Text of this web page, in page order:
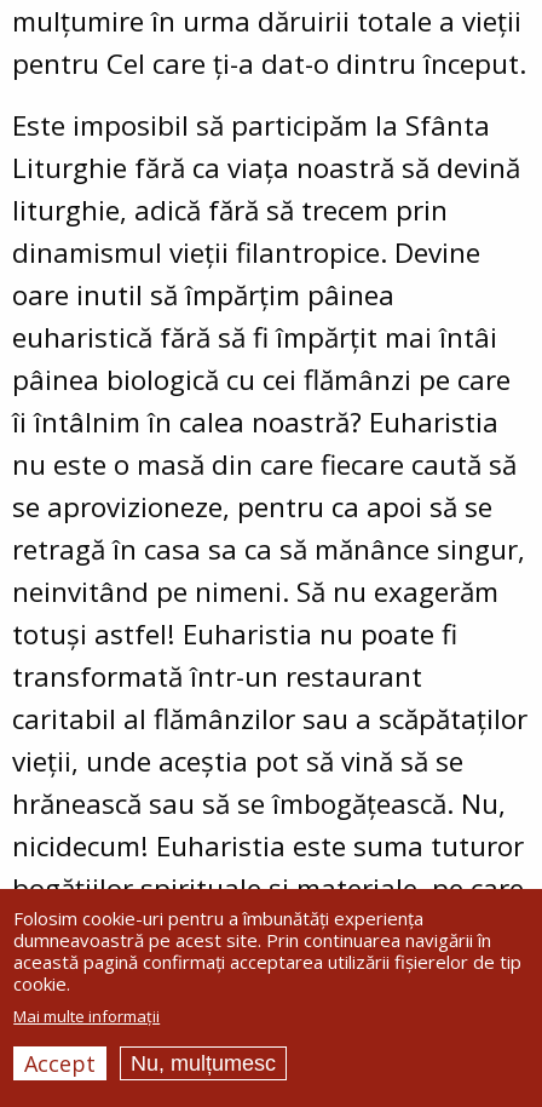
mulţumire în urma dăruirii totale a vieţii
pentru Cel care ţi-a dat-o dintru început.
Este imposibil să participăm la Sfânta
Liturghie fără ca viaţa noastră să devină
liturghie, adică fără să trecem prin
dinamismul vieţii filantropice. Devine
oare inutil să împărţim pâinea
euharistică fără să fi împărţit mai întâi
pâinea biologică cu cei flămânzi pe care
îi întâlnim în calea noastră? Euharistia
nu este o masă din care fiecare caută să
se aprovizioneze, pentru ca apoi să se
retragă în casa sa ca să mănânce singur,
neinvitând pe nimeni. Să nu exagerăm
totuşi astfel! Euharistia nu poate fi
transformată într-un restaurant
caritabil al flămânzilor sau a scăpătaţilor
vieţii, unde aceştia pot să vină să se
hrănească sau să se îmbogăţească. Nu,
nicidecum! Euharistia este suma tuturor
bogăţiilor spirituale şi materiale, pe care
o dobândesc toţi cei curaţi cu inima. În
Biserică, credincioşii, indiferent de
statutul pe care l-au dobândit în
ordinea umană, sunt reuniţi în
Folosim cookie-uri pentru a îmbunătăți experiența
dumneavoastră pe acest site. Prin continuarea navigării în
această pagină confirmați acceptarea utilizării fișierelor de tip
cookie.
Mai multe informații
Accept Nu, mulțumesc